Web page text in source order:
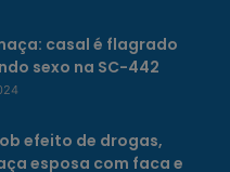
casal é flagrado
sexo na SC-442
efeito de drogas,
esposa com faca e